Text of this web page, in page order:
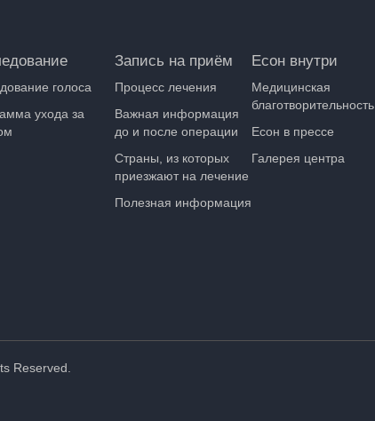
голоса
ухода за
Запись на приём
Процесс лечения
Важная информация
до и после операции
Страны, из которых
приезжают на лечение
Полезная информация
Есон внутри
Медицинская
благотворительность
Есон в прессе
Галерея центра
Reserved.